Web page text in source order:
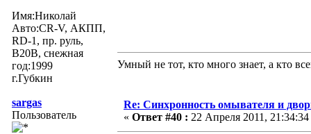
Имя:Николай
Авто:CR-V, АКПП,
RD-1, пр. руль,
В20В, снежная
год:1999
г.Губкин
Умный не тот, кто много знает, а кто
sargas
Пользователь
Re: Синхронность омывателя и
« Ответ #40 : 22 Апреля 2011, 21:34:34